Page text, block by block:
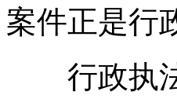
案件正是行
行政执法